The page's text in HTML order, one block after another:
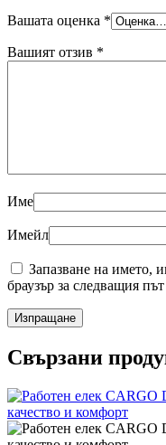
Вашата оценка *
Вашият отзив *
Име
Имейл
Запазване на името,
браузър за следващия
Свързани